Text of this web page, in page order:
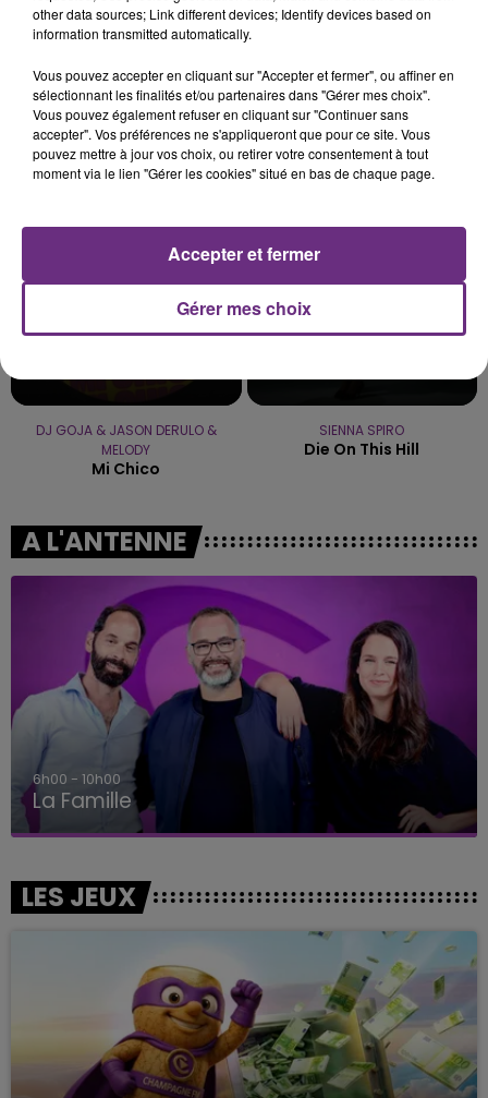
MATHIEU EDWARD & SHERYFA LUNA
Comme Avant
SUM 41
In Too Deep
DJ GOJA & JASON DERULO &
MELODY
Mi Chico
SIENNA SPIRO
Die On This Hill
A L'ANTENNE
6h00 - 10h00
La Famille
LES JEUX
other data sources; Link different devices; Identify devices based on
information transmitted automatically.
Vous pouvez accepter en cliquant sur "Accepter et fermer", ou affiner en
sélectionnant les finalités et/ou partenaires dans "Gérer mes choix".
Vous pouvez également refuser en cliquant sur "Continuer sans
accepter". Vos préférences ne s'appliqueront que pour ce site. Vous
pouvez mettre à jour vos choix, ou retirer votre consentement à tout
moment via le lien "Gérer les cookies" situé en bas de chaque page.
Gérer mes choix
Accepter et fermer